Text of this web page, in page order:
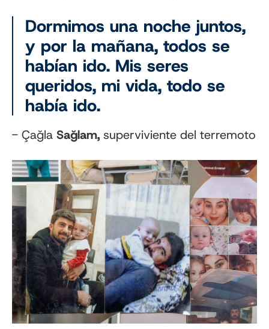
Dormimos una noche juntos,
y por la mañana, todos se
habían ido. Mis seres
queridos, mi vida, todo se
había ido.
- Çağla Sağlam, superviviente del terremoto